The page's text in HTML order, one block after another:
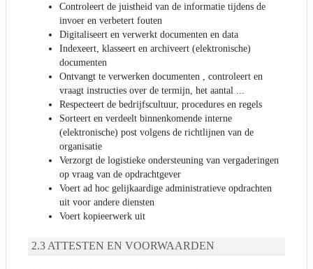
Controleert de juistheid van de informatie tijdens de
invoer en verbetert fouten
Digitaliseert en verwerkt documenten en data
Indexeert, klasseert en archiveert (elektronische)
documenten
Ontvangt te verwerken documenten , controleert en
vraagt instructies over de termijn, het aantal ...
Respecteert de bedrijfscultuur, procedures en regels
Sorteert en verdeelt binnenkomende interne
(elektronische) post volgens de richtlijnen van de
organisatie
Verzorgt de logistieke ondersteuning van vergaderingen
op vraag van de opdrachtgever
Voert ad hoc gelijkaardige administratieve opdrachten
uit voor andere diensten
Voert kopieerwerk uit
ATTESTEN EN VOORWAARDEN